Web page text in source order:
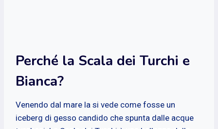
Perché la Scala dei Turchi e
Bianca?
Venendo dal mare la si vede come fosse un
iceberg di gesso candido che spunta dalle acque